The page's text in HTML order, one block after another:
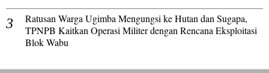
Ratusan Warga Ugimba Mengungsi ke Hutan dan Sugapa,
TPNPB Kaitkan Operasi Militer dengan Rencana Eksploitasi
Blok Wabu